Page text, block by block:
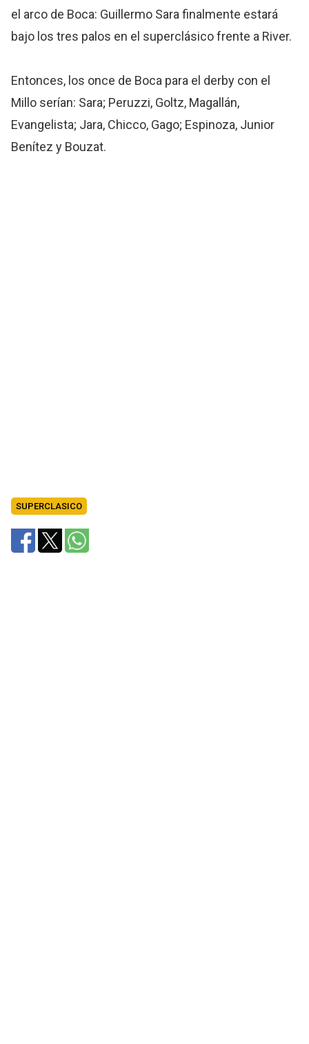
el arco de Boca: Guillermo Sara finalmente estará
bajo los tres palos en el superclásico frente a River.
Entonces, los once de Boca para el derby con el
Millo serían: Sara; Peruzzi, Goltz, Magallán,
Evangelista; Jara, Chicco, Gago; Espinoza, Junior
Benítez y Bouzat.
SUPERCLASICO